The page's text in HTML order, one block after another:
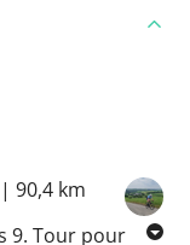
|90,4 km
9. Tour pour